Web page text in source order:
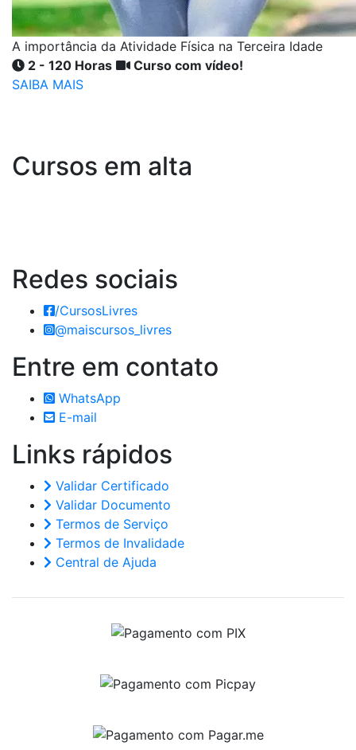
A importância da Atividade Física na Terceira Idade
2 - 120 Horas
Curso com vídeo!
SAIBA MAIS
Cursos em alta
Redes sociais
/CursosLivres
@maiscursos_livres
Entre em contato
WhatsApp
E-mail
Links rápidos
Validar Certificado
Validar Documento
Termos de Serviço
Termos de Invalidade
Central de Ajuda